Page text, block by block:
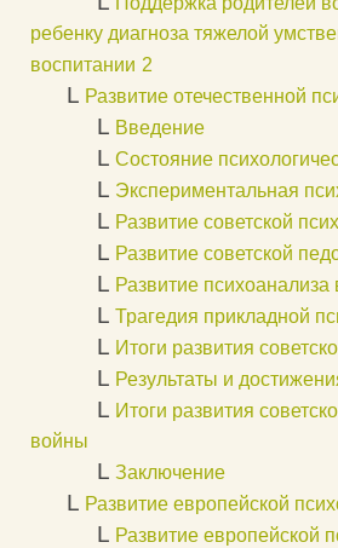
ребенку диагноза тяжелой
воспитании 2
L Развитие отечественной
L Введение
L Состояние
L Экспериментальная
L Развитие советской
L Развитие советской
L Развитие психоанализа
L Трагедия прикладной
L Итоги развития
L Результаты и
L Итоги развития
войны
L Заключение
L Развитие европейской
L Развитие европейской